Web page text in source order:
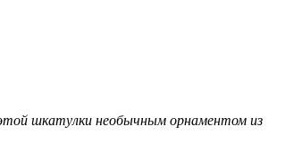
шкатулки необычным орнаментом из